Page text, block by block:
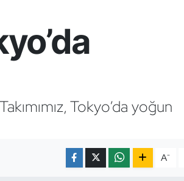
Tokyo’da yoğun
A-